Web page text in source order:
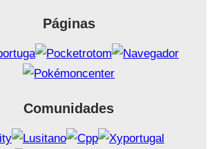
Páginas
Comunidades